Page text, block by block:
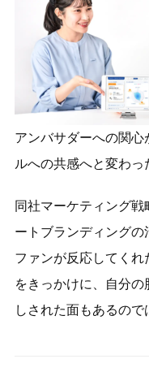
アンバサダーへの関
ルへの共感へと変わっ
同社マーケティング
ートブランディング
ファンが反応してく
をきっかけに、自分
しされた面もあるので